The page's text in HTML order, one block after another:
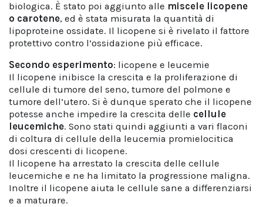
biologica. È stato poi aggiunto alle miscele licopene
o carotene, ed è stata misurata la quantità di
lipoproteine ossidate. Il licopene si è rivelato il fattore
protettivo contro l’ossidazione più efficace.
Secondo esperimento: licopene e leucemie
Il licopene inibisce la crescita e la proliferazione di
cellule di tumore del seno, tumore del polmone e
tumore dell’utero. Si è dunque sperato che il licopene
potesse anche impedire la crescita delle cellule
leucemiche. Sono stati quindi aggiunti a vari flaconi
di coltura di cellule della leucemia promielocitica
dosi crescenti di licopene.
Il licopene ha arrestato la crescita delle cellule
leucemiche e ne ha limitato la progressione maligna.
Inoltre il licopene aiuta le cellule sane a differenziarsi
e a maturare.